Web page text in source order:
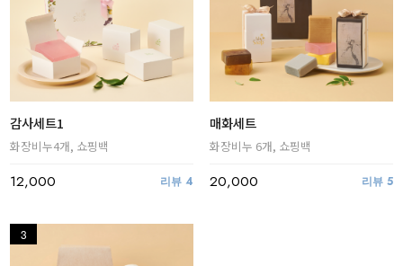
감사세트1
화장비누4개, 쇼핑백
12,000 리뷰 4
매화세트
화장비누 6개, 쇼핑백
20,000 리뷰 5
3